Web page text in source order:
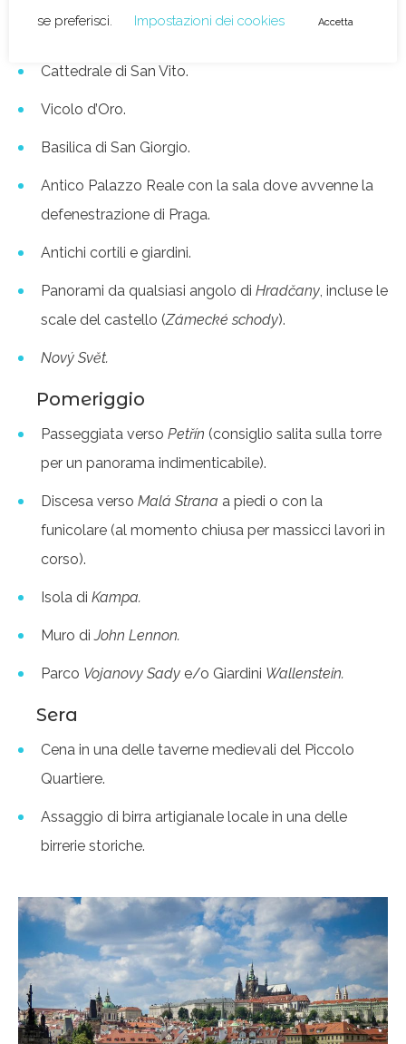
Salita al Castello (consigliata da via Nerudova).
Cattedrale di San Vito.
Vicolo d’Oro.
Basilica di San Giorgio.
Antico Palazzo Reale con la sala dove avvenne la
defenestrazione di Praga.
Antichi cortili e giardini.
Panorami da qualsiasi angolo di Hradčany, incluse le
scale del castello (Zámecké schody).
Nový Svět.
Pomeriggio
Passeggiata verso Petřín (consiglio salita sulla torre
per un panorama indimenticabile).
Discesa verso Malá Strana a piedi o con la
funicolare (al momento chiusa per massicci lavori in
corso).
Isola di Kampa.
Muro diJohn Lennon.
Parco Vojanovy Sady e/o Giardini Wallenstein.
Sera
Cena in una delle taverne medievali del Piccolo
Quartiere.
Assaggio di birra artigianale locale in una delle
birrerie storiche.